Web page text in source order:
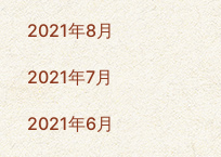
2021年8月
2021年7月
2021年6月